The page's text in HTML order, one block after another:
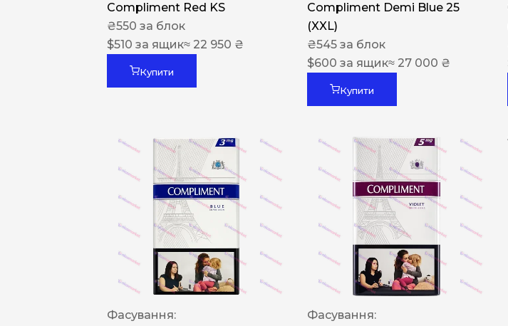
Compliment Red KS
₴550 за блок
$510 за ящик≈ 22 950 ₴
Купити
Compliment Demi Blue 25
(XXL)
₴545 за блок
$600 за ящик≈ 27 000 ₴
Купити
Фасування:
Фасування: